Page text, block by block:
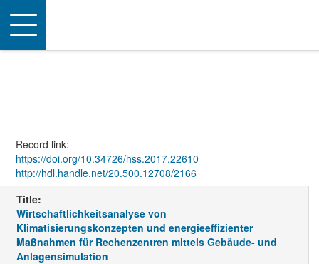
Toggle
navigation
Record link:
https://doi.org/10.34726/hss.2017.22610
http://hdl.handle.net/20.500.12708/2166
Title:
Wirtschaftlichkeitsanalyse von
Klimatisierungskonzepten und energieeffizienter
Maßnahmen für Rechenzentren mittels Gebäude- und
Anlagensimulation